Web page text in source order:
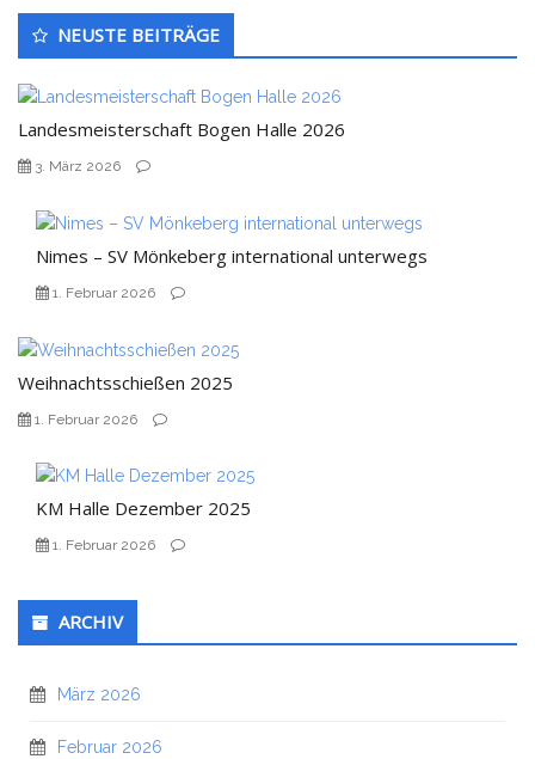
Untergeordnet
Seitenleiste
NEUSTE BEITRÄGE
Landesmeisterschaft Bogen Halle 2026
3. März 2026
Nimes – SV Mönkeberg international unterwegs
1. Februar 2026
Weihnachtsschießen 2025
1. Februar 2026
KM Halle Dezember 2025
1. Februar 2026
ARCHIV
März 2026
Februar 2026